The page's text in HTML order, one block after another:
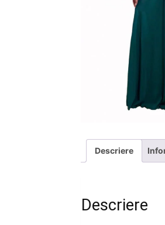
Descriere
Descriere